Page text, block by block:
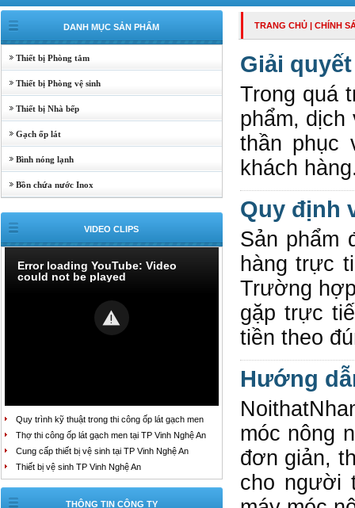
DANH MỤC SẢN PHẨM
Thiết bị Phòng tắm
Thiết bị Phòng vệ sinh
Thiết bị Nhà bếp
Gạch ốp lát
Bình nóng lạnh
Bồn chứa nước Inox
VIDEO CLIPS
Error loading YouTube: Video
could not be played
Quy trình kỹ thuật trong thi công ốp lát gạch men
Thợ thi công ốp lát gạch men tại TP Vinh Nghệ An
Cung cấp thiết bị vệ sinh tại TP Vinh Nghệ An
Thiết bị vệ sinh TP Vinh Nghệ An
THÔNG TIN CÔNG TY
TRANG CHỦ| CHÍNH
Giải
Trong quá
phẩm,
thần phục
khách
Quy định
Sản phẩm
hàng trực
Trường
gặp trực
tiền theo
Hướng
móc nông
đơn giản,
cho người